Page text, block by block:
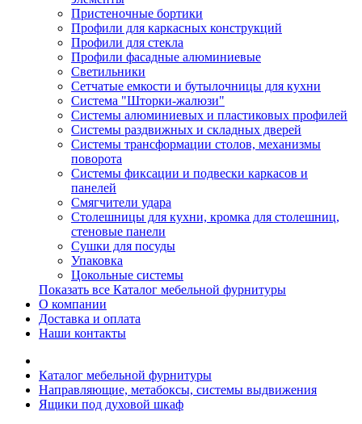
Пристеночные бортики
Профили для каркасных конструкций
Профили для стекла
Профили фасадные алюминиевые
Светильники
Сетчатые емкости и бутылочницы для кухни
Система "Шторки-жалюзи"
Системы алюминиевых и пластиковых профилей
Системы раздвижных и складных дверей
Системы трансформации столов, механизмы
поворота
Системы фиксации и подвески каркасов и
панелей
Смягчители удара
Столешницы для кухни, кромка для столешниц,
стеновые панели
Сушки для посуды
Упаковка
Цокольные системы
Показать все Каталог мебельной фурнитуры
О компании
Доставка и оплата
Наши контакты
Каталог мебельной фурнитуры
Направляющие, метабоксы, системы выдвижения
Ящики под духовой шкаф